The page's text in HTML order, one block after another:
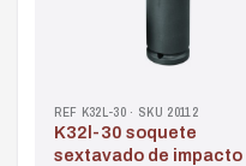
REF K32L-30 · SKU 20112
k32l-30 soquete
sextavado de impacto